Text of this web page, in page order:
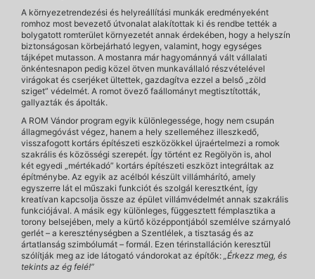
A környezetrendezési és helyreállítási munkák eredményeként
romhoz most bevezető útvonalat alakítottak ki és rendbe tették a
bolygatott romterület környezetét annak érdekében, hogy a helyszín
biztonságosan körbejárható legyen, valamint, hogy egységes
tájképet mutasson. A mostanra már hagyománnyá vált vállalati
önkéntesnapon pedig közel ötven munkavállaló részvételével
virágokat és cserjéket ültettek, gazdagítva ezzel a belső „zöld
sziget” védelmét. A romot övező faállományt megtisztították,
gallyazták és ápolták.
A ROM Vándor program egyik különlegessége, hogy nem csupán
állagmegóvást végez, hanem a hely szelleméhez illeszkedő,
visszafogott kortárs építészeti eszközökkel újraértelmezi a romok
szakrális és közösségi szerepét. Így történt ez Regölyön is, ahol
két egyedi „mértékadó” kortárs építészeti eszközt integráltak az
építménybe. Az egyik az acélból készült villámhárító, amely
egyszerre lát el műszaki funkciót és szolgál keresztként, így
kreatívan kapcsolja össze az épület villámvédelmét annak szakrális
funkciójával. A másik egy különleges, függesztett fémplasztika a
torony belsejében, mely a kürtő középpontjából szemlélve szárnyaló
gerlét – a kereszténységben a Szentlélek, a tisztaság és az
ártatlanság szimbólumát – formál. Ezen térinstalláción keresztül
szólítják meg az ide látogató vándorokat az építők: „Érkezz meg, és
tekints az ég felé!”